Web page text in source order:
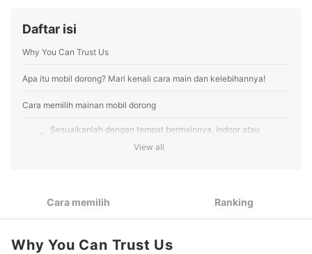
Profil Tim Editorial mybest
Daftar isi
Why You Can Trust Us
Apa itu mobil dorong? Mari kenali cara main dan kelebihannya!
Cara memilih mainan mobil dorong
1
Sesuaikanlah dengan tempat bermainnya, indoor atau
mengeluarkan suara atau lagu
View all
Cara memilih Ranking
Why You Can Trust Us